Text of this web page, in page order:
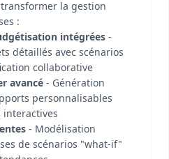
la gestion
:
intégrées -
détaillés avec scénarios
collaborative
avancé - Génération
personnalisables
interactives
- Modélisation
de scénarios "what-if"